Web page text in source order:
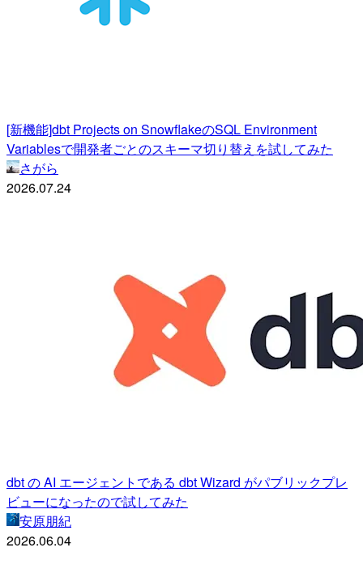
[新機能]dbt Projects on SnowflakeのSQL Environment
Variablesで開発者ごとのスキーマ切り替えを試してみた
さがら
2026.07.24
dbt の AI エージェントである dbt Wizard がパブリックプレ
ビューになったので試してみた
安原朋紀
2026.06.04